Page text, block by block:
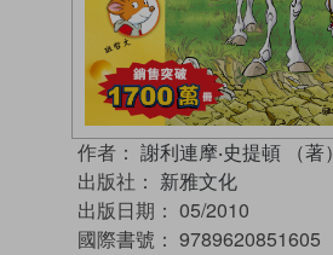
作者： 謝利連摩‧史提頓 （著）
出版社： 新雅文化
出版日期： 05/2010
國際書號： 9789620851605